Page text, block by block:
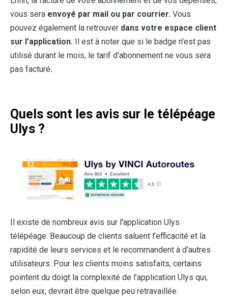
vous sera envoyé par mail ou par courrier. Vous
pouvez également la retrouver dans votre espace client
sur l’application.
Il est à noter que si le badge n'est pas
utilisé durant le mois, le tarif d'abonnement ne vous sera
pas facturé.
Quels sont les avis sur le télépéage
Ulys ?
Il existe de nombreux avis sur l'application Ulys
télépéage. Beaucoup de clients saluent l’efficacité et la
rapidité de leurs services et le recommandent à d’autres
utilisateurs. Pour les clients moins satisfaits, certains
pointent du doigt la complexité de l’application Ulys qui,
selon eux, devrait être quelque peu retravaillée.